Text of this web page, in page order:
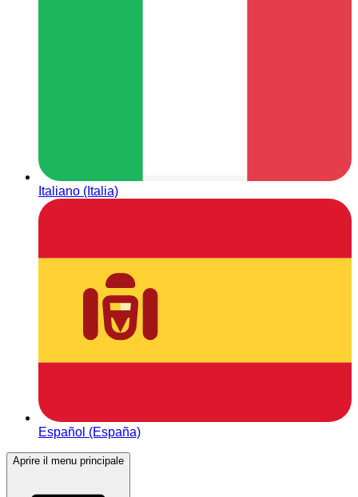
Italiano (Italia)
Español (España)
Aprire il menu principale